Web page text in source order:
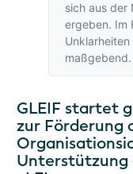
sich aus der
ergeben. Im
maßgebend.
GLEIF startet
zur Förderung
Unterstützung